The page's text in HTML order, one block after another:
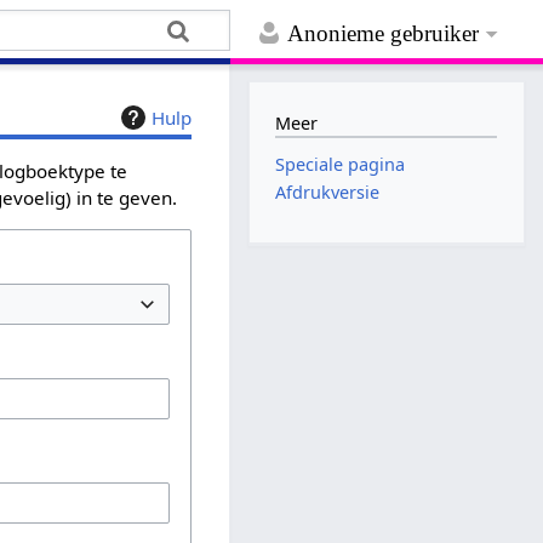
Anonieme gebruiker
Hulp
te
in te geven.
Meer
Speciale pagina
Afdrukversie